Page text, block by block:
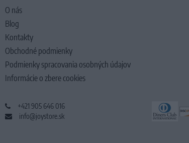
O nás
Blog
Kontakty
Obchodné podmienky
Podmienky spracovania osobných údajov
Informácie o zbere cookies
+421 905 646 016
info@joystore.sk